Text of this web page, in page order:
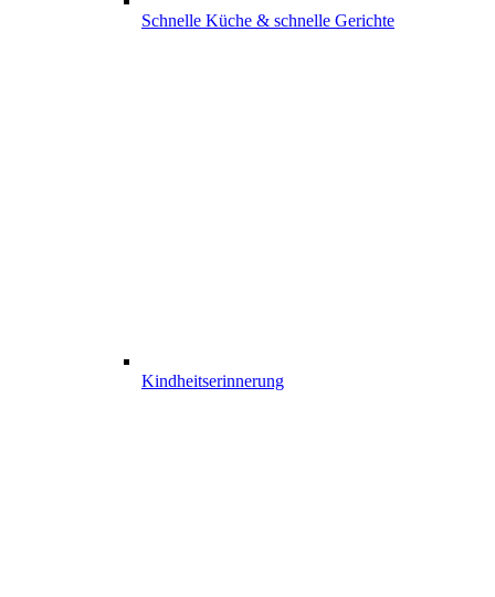
Schnelle Küche & schnelle Gerichte
Kindheits­erinnerung